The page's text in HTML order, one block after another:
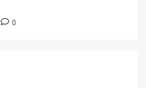
0